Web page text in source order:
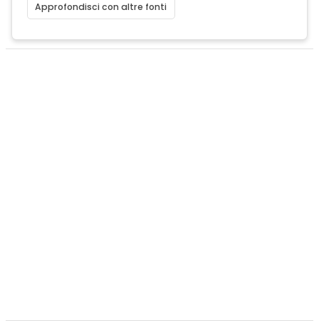
Approfondisci con altre fonti